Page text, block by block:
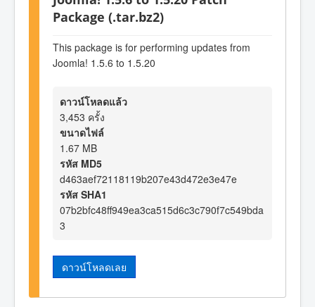
Package (.tar.bz2)
This package is for performing updates from
Joomla! 1.5.6 to 1.5.20
ดาวน์โหลดแล้ว
3,453 ครั้ง
ขนาดไฟล์
1.67 MB
รหัส MD5
d463aef72118119b207e43d472e3e47e
รหัส SHA1
07b2bfc48ff949ea3ca515d6c3c790f7c549bda
3
ดาวน์โหลดเลย